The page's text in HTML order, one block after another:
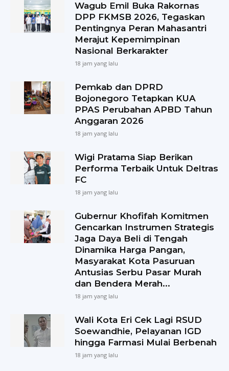
Wagub Emil Buka Rakornas
DPP FKMSB 2026, Tegaskan
Pentingnya Peran Mahasantri
Merajut Kepemimpinan
Nasional Berkarakter
18 jam yang lalu
Pemkab dan DPRD
Bojonegoro Tetapkan KUA
PPAS Perubahan APBD Tahun
Anggaran 2026
18 jam yang lalu
Wigi Pratama Siap Berikan
Performa Terbaik Untuk Deltras
FC
18 jam yang lalu
Gubernur Khofifah Komitmen
Gencarkan Instrumen Strategis
Jaga Daya Beli di Tengah
Dinamika Harga Pangan,
Masyarakat Kota Pasuruan
Antusias Serbu Pasar Murah
dan Bendera Merah...
18 jam yang lalu
Wali Kota Eri Cek Lagi RSUD
Soewandhie, Pelayanan IGD
hingga Farmasi Mulai Berbenah
18 jam yang lalu